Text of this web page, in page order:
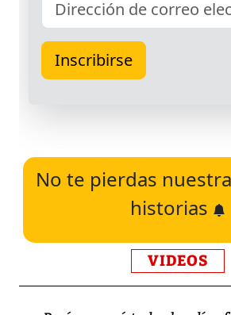
No te pierdas
historias
VIDEOS